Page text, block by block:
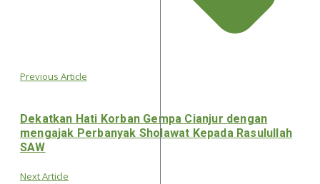
Previous Article
Dekatkan Hati Korban Gempa Cianjur dengan
mengajak Perbanyak Sholawat Kepada Rasulullah
SAW
Next Article